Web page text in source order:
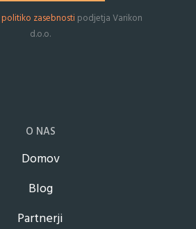
politiko zasebnosti podjetja Varikon
d.o.o.
O NAS
Domov
Blog
Partnerji